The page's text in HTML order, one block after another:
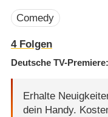
Comedy
4Folgen
Deutsche TV-Premiere
Erhalte
dein Handy.